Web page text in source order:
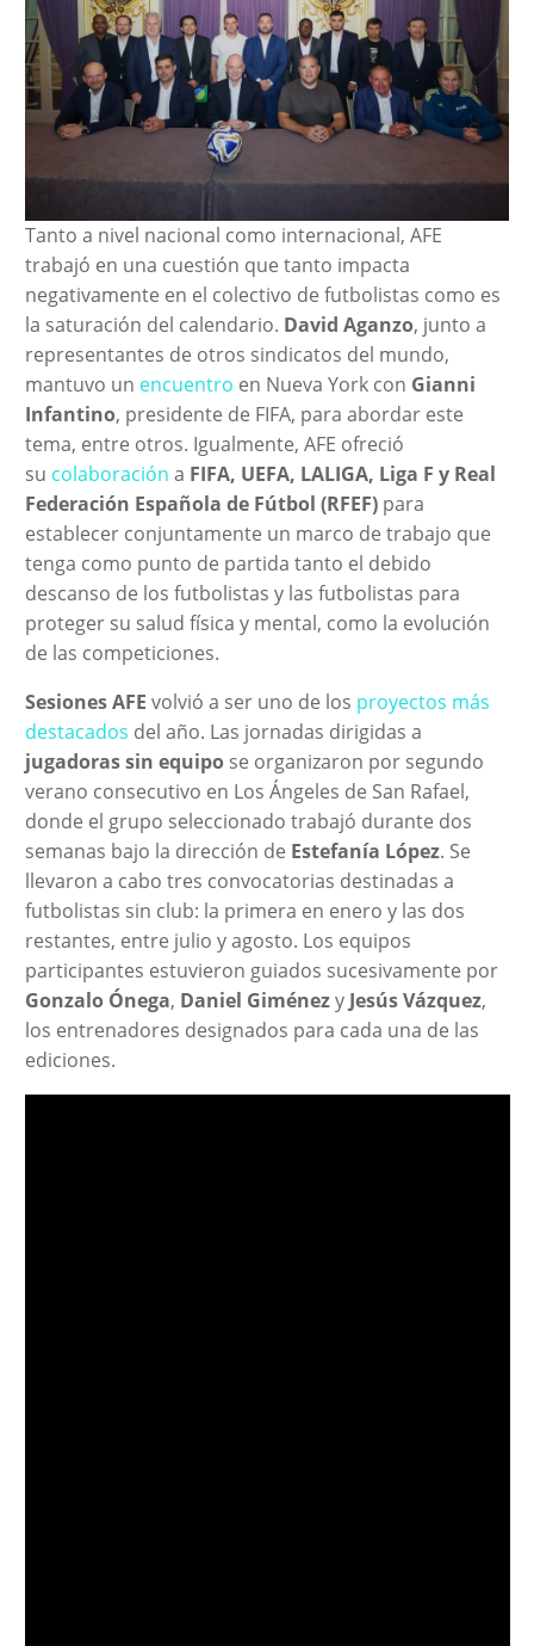
Tanto a nivel nacional como internacional, AFE
trabajó en una cuestión que tanto impacta
negativamente en el colectivo de futbolistas como es
la saturación del calendario. David Aganzo, junto a
representantes de otros sindicatos del mundo,
mantuvo un encuentro en Nueva York con Gianni
Infantino, presidente de FIFA, para abordar este
tema, entre otros. Igualmente, AFE ofreció
su colaboración a FIFA, UEFA, LALIGA, Liga F y Real
Federación Española de Fútbol (RFEF)para
establecer conjuntamente un marco de trabajo que
tenga como punto de partida tanto el debido
descanso de los futbolistas y las futbolistas para
proteger su salud física y mental, como la evolución
de las competiciones.
Sesiones AFE volvió a ser uno de los proyectos más
destacados del año. Las jornadas dirigidas a
jugadoras sin equipose organizaron por segundo
verano consecutivo en Los Ángeles de San Rafael,
donde el grupo seleccionado trabajó durante dos
semanas bajo la dirección de Estefanía López. Se
llevaron a cabo tres convocatorias destinadas a
futbolistas sin club: la primera en enero y las dos
restantes, entre julio y agosto. Los equipos
participantes estuvieron guiados sucesivamente por
Gonzalo Ónega, Daniel Giménezy Jesús Vázquez,
los entrenadores designados para cada una de las
ediciones.